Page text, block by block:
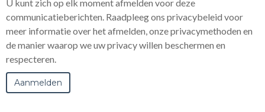
U kunt zich op elk moment afmelden voor deze
communicatieberichten. Raadpleeg ons privacybeleid voor
meer informatie over het afmelden, onze privacymethoden en
de manier waarop we uw privacy willen beschermen en
respecteren.